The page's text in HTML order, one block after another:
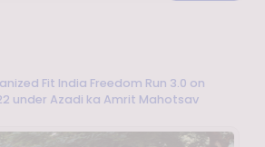
Fit India Freedom Run 3.0 on
under Azadi ka Amrit Mahotsav